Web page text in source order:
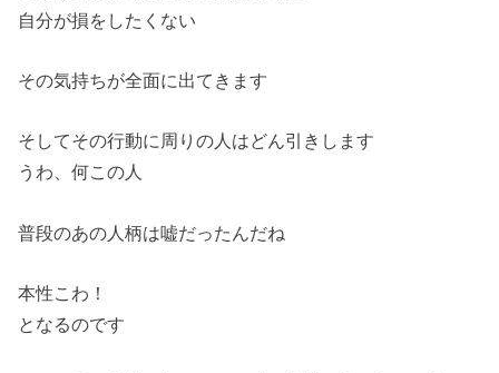
自分が損をしたくない
その気持ちが全面に出てきます
そしてその行動に周りの人はどん引きします
うわ、何この人
普段のあの人柄は嘘だったんだね
本性こわ！
となるのです